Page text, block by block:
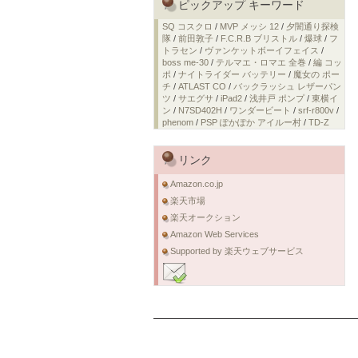
ピックアップ キーワード
SQ コスクロ / MVP メッシ 12 / 夕闇通り探検
隊 / 前田敦子 / F.C.R.B ブリストル / 爆球 / フ
トラセン / ヴァンケットボーイフェイス /
boss me-30 / テルマエ・ロマエ 全巻 / 編 コッ
ポ / ナイトライダー バッテリー / 魔女の ポー
チ / ATLAST CO / バックラッシュ レザーパン
ツ / サエグサ / iPad2 / 浅井戸 ポンプ/ 東横イ
ン / N7SD402H / ワンダービート / srf-r800v /
phenom / PSP ぽかぽか アイルー村 / TD-Z
リンク
Amazon.co.jp
楽天市場
楽天オークション
Amazon Web Services
Supported by 楽天ウェブサービス